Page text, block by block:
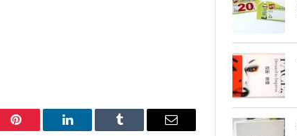
Pinterest LinkedIn Tumblr Email